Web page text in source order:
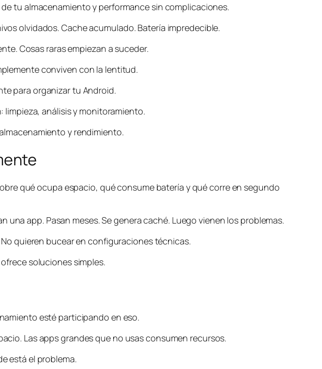
tu almacenamiento y performance sin complicaciones.
olvidados. Cache acumulado. Batería impredecible.
Cosas raras empiezan a suceder.
conviven con la lentitud.
para organizar tu Android.
limpieza, análisis y monitoramiento.
y rendimiento.
qué ocupa espacio, qué consume batería y qué corre en segundo
app. Pasan meses. Se genera caché. Luego vienen los problemas.
quieren bucear en configuraciones técnicas.
soluciones simples.
esté participando en eso.
Las apps grandes que no usas consumen recursos.
está el problema.